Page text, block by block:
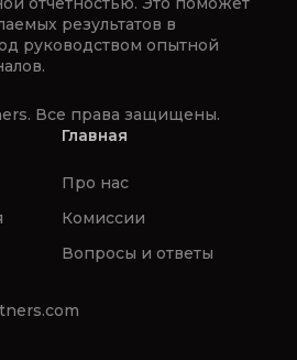
результатов в
руководством опытной
Все права защищены.
Главная
Про нас
Комиссии
Вопросы и ответы